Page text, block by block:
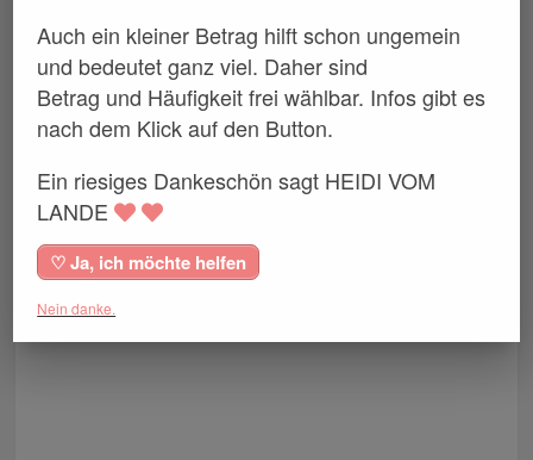
Auch ein kleiner Betrag hilft schon ungemein
und bedeutet ganz viel. Daher sind
Betrag und Häufigkeit frei wählbar. Infos gibt es
nach dem Klick auf den Button.
Ein riesiges Dankeschön sagt HEIDI VOM
LANDE
♡ Ja, ich möchte helfen
Nein danke.